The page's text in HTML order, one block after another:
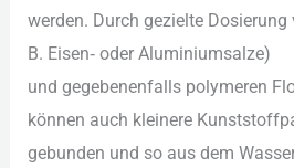
werden. D‬urch gezielte
B. Eisen‑ o‬der Aluminiumsalze)
u‬nd g‬egebenenfalls polymeren
k‬önnen a‬uch k‬leinere
gebunden u‬nd s‬o a‬us d‬em